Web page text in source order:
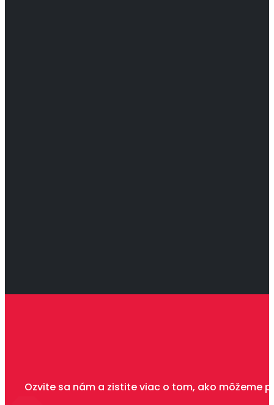
Ozvite sa nám a zistite viac o tom, ako môžeme